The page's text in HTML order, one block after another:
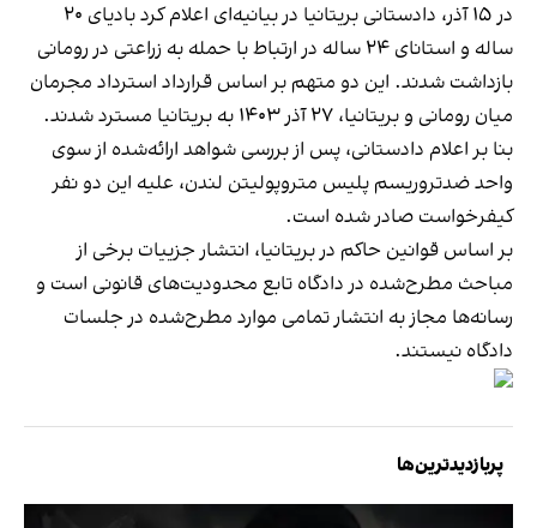
در ۱۵ آذر، دادستانی بریتانیا در بیانیه‌ای اعلام کرد بادیای ۲۰
ساله و استانای ۲۴ ساله در ارتباط با حمله به زراعتی در رومانی
بازداشت شدند. این دو متهم بر اساس قرارداد استرداد مجرمان
میان رومانی و بریتانیا، ۲۷ آذر ۱۴۰۳ به بریتانیا مسترد شدند.
بنا بر اعلام دادستانی، پس از بررسی شواهد ارائه‌شده از سوی
واحد ضدتروریسم پلیس متروپولیتن لندن، علیه این دو نفر
کیفرخواست صادر شده است.
بر اساس قوانین حاکم در بریتانیا، انتشار جزییات برخی از
مباحث مطرح‌شده در دادگاه تابع محدودیت‌های قانونی است و
رسانه‌ها مجاز به انتشار تمامی موارد مطرح‌شده در جلسات
دادگاه نیستند.
پربازدیدترین‌ها